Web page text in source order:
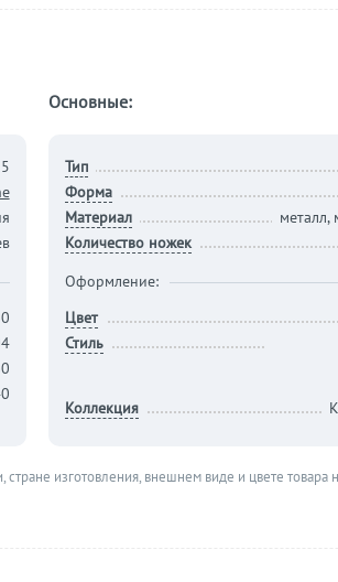
Основные:
Тип
Форма
Материал
металл,
Количество ножек
Оформление:
Цвет
Стиль
Коллекция
изготовления, внешнем виде и цвете